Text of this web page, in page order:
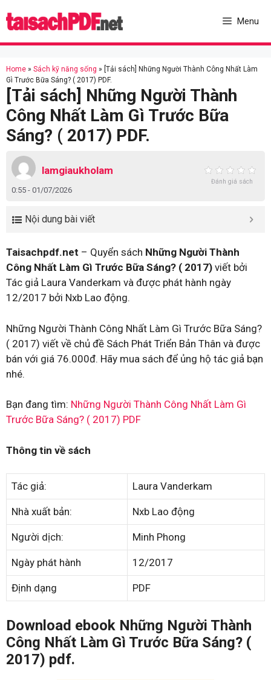
to
Menu
Home » Sách kỹ năng sống » [Tải sách] Những Người Thành Công Nhất Làm
Gì Trước Bữa Sáng? ( 2017) PDF.
[Tải sách] Những Người Thành
Công Nhất Làm Gì Trước Bữa
Sáng? ( 2017) PDF.
lamgiaukholam
0:55 - 01/07/2026
Đánh giá sách
Nội dung bài viết
Taisachpdf.net – Quyển sách Những Người Thành
Công Nhất Làm Gì Trước Bữa Sáng? ( 2017) viết bởi
Tác giả Laura Vanderkam và được phát hành ngày
12/2017 bởi Nxb Lao động.
Những Người Thành Công Nhất Làm Gì Trước Bữa Sáng?
( 2017) viết về chủ đề Sách Phát Triển Bản Thân và được
bán với giá 76.000đ. Hãy mua sách để ủng hộ tác giả bạn
nhé.
Bạn đang tìm: Những Người Thành Công Nhất Làm Gì
Trước Bữa Sáng? ( 2017) PDF
Thông tin về sách
Tác giả: Laura Vanderkam
Nhà xuất bản: Nxb Lao động
Người dịch: Minh Phong
Ngày phát hành 12/2017
Định dạng PDF
Download ebook Những Người Thành
Công Nhất Làm Gì Trước Bữa Sáng? (
2017) pdf.